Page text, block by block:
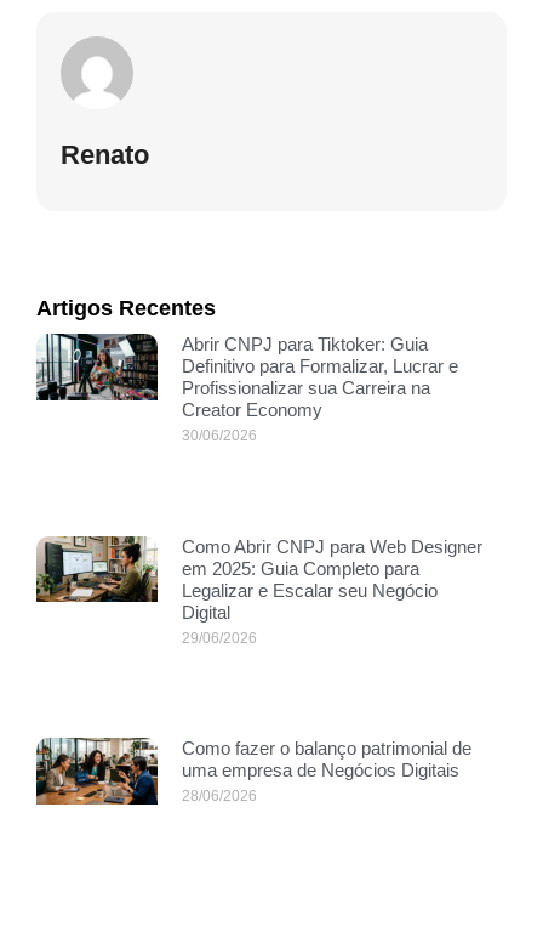
Renato
Artigos Recentes
Abrir CNPJ para Tiktoker: Guia
Definitivo para Formalizar, Lucrar e
Profissionalizar sua Carreira na
Creator Economy
30/06/2026
Como Abrir CNPJ para Web Designer
em 2025: Guia Completo para
Legalizar e Escalar seu Negócio
Digital
29/06/2026
Como fazer o balanço patrimonial de
uma empresa de Negócios Digitais
28/06/2026